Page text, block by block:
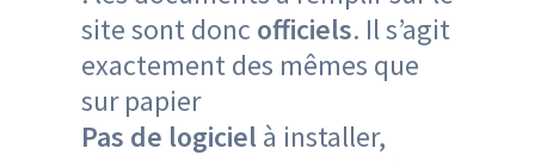
site sont donc officiels. Il s’agit
exactement des mêmes que
sur papier
Pas de logiciel à installer,